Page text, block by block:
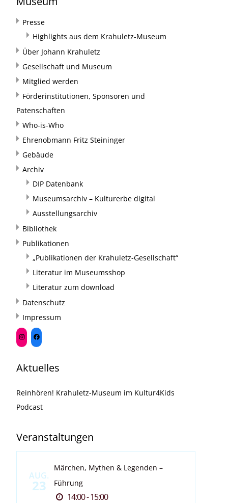
Presse
Highlights aus dem Krahuletz-Museum
Über Johann Krahuletz
Gesellschaft und Museum
Mitglied werden
Förderinstitutionen, Sponsoren und
Patenschaften
Who-is-Who
Ehrenobmann Fritz Steininger
Gebäude
Archiv
DIP Datenbank
Museumsarchiv – Kulturerbe digital
Ausstellungsarchiv
Bibliothek
Publikationen
„Publikationen der Krahuletz-Gesellschaft“
Literatur im Museumsshop
Literatur zum download
Datenschutz
Impressum
Aktuelles
Reinhören! Krahuletz-Museum im Kultur4Kids
Podcast
Veranstaltungen
AUG.
23
Märchen, Mythen & Legenden –
Führung
14:00 - 15:00